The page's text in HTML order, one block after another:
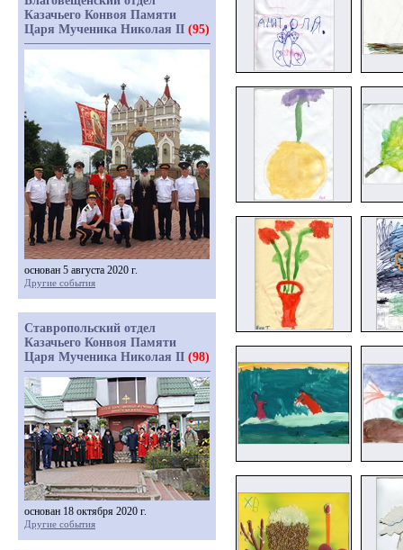
Казачьего Конвоя Памяти
Царя Мученика Николая II (95)
основан 5 августа 2020 г.
Другие события
Ставропольский отдел
Казачьего Конвоя Памяти
Царя Мученика Николая II (98)
основан 18 октября 2020 г.
Другие события